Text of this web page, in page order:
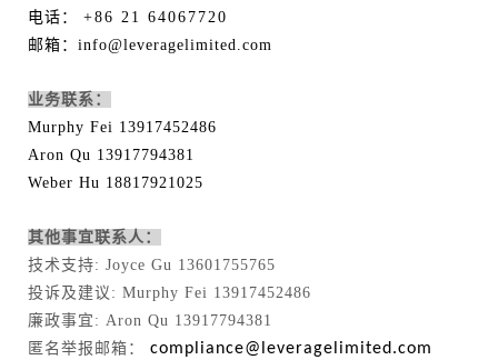
电话： +86 21 64067720
邮箱：info@leveragelimited.com
业务联系：
Murphy Fei 13917452486
Aron Qu 13917794381
Weber Hu 18817921025
其他事宜联系人：
技术支持: Joyce Gu 13601755765
投诉及建议: Murphy Fei 13917452486
廉政事宜: Aron Qu 13917794381
匿名举报邮箱： compliance@leveragelimited.com